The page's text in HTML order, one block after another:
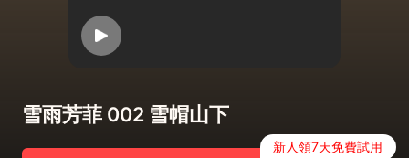
雪雨芳菲 002 雪帽山下
新人領7天免費試用